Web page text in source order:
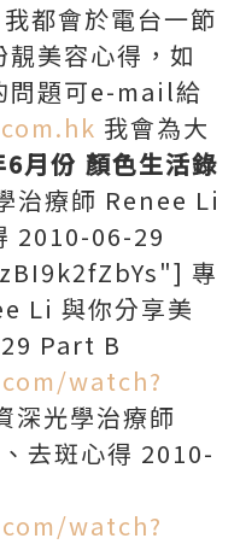
都會於電台一節
美容心得，如
問題可e-mail給
我會為大
6月份 顏色生活錄
治療師 Renee Li
2010-06-29
專
Li 與你分享美
Part B
watch?
深光學治療師
去斑心得 2010-
watch?